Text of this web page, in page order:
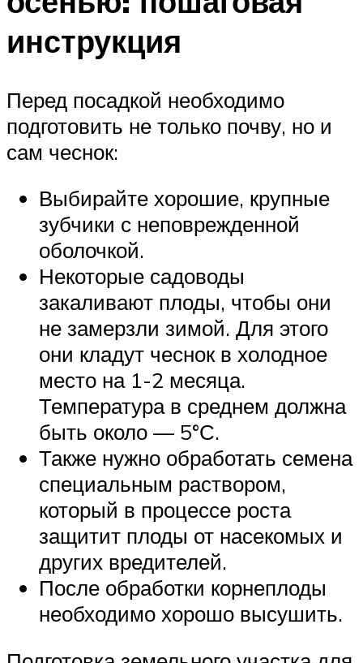
инструкция
Перед посадкой необходимо
подготовить не только почву, но и
сам чеснок:
Выбирайте хорошие, крупные
зубчики с неповрежденной
оболочкой.
Некоторые садоводы
закаливают плоды, чтобы они
не замерзли зимой. Для этого
они кладут чеснок в холодное
место на 1-2 месяца.
Температура в среднем должна
быть около — 5°С.
Также нужно обработать семена
специальным раствором,
который в процессе роста
защитит плоды от насекомых и
других вредителей.
После обработки корнеплоды
необходимо хорошо высушить.